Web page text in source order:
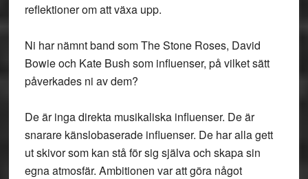
reflektioner om att växa upp.
Ni har nämnt band som The Stone Roses, David
Bowie och Kate Bush som influenser, på vilket sätt
påverkades ni av dem?
De är inga direkta musikaliska influenser. De är
snarare känslobaserade influenser. De har alla gett
ut skivor som kan stå för sig själva och skapa sin
egna atmosfär. Ambitionen var att göra något